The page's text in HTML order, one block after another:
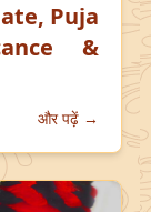
Puja
&
और पढ़ें →